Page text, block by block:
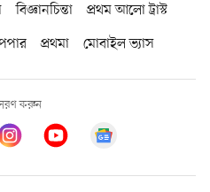
বিজ্ঞানচিন্তা
প্রথম আলো ট্রাস্ট
প্রথমা মোবাইল ভ্যাস
করুন